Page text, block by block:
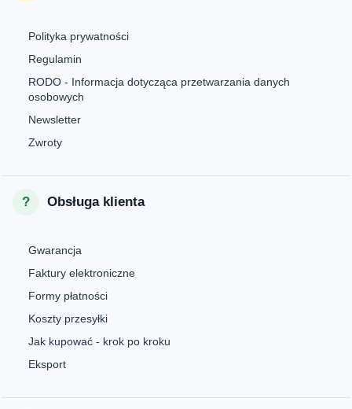
Polityka prywatności
Regulamin
RODO - Informacja dotycząca przetwarzania danych
osobowych
Newsletter
Zwroty
Obsługa klienta
Gwarancja
Faktury elektroniczne
Formy płatności
Koszty przesyłki
Jak kupować - krok po kroku
Eksport